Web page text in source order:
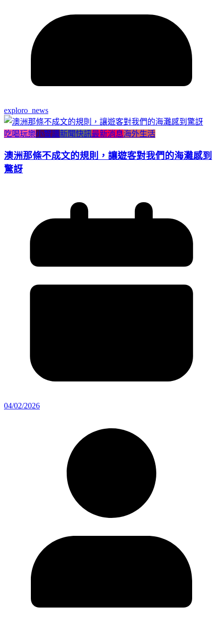
exploro_news
吃喝玩樂小智識新聞快訊最新消息海外生活
澳洲那條不成文的規則，讓遊客對我們的海灘感到
驚訝
04/02/2026